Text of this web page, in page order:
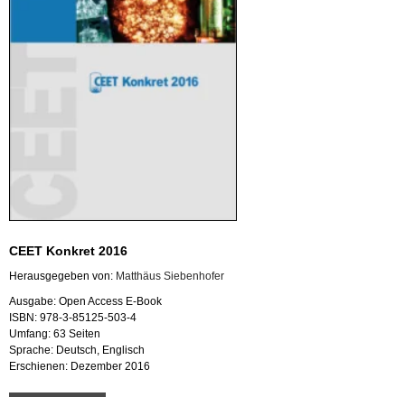
CEET Kon­kret 2016
Her­aus­ge­ge­ben von: Mat­thä­us Sie­ben­ho­fer
Aus­ga­be: Open Ac­cess E-Book
ISBN: 978-3-85125-503-4
Um­fang: 63 Sei­ten
Spra­che: Deutsch, Eng­lisch
Er­schie­nen: De­zem­ber 2016